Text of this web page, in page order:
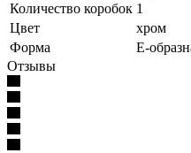
Количество коробок 1
Цвет
хром
Форма
Е-
Отзывы